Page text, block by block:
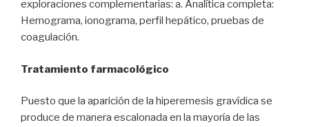
exploraciones complementarias: a. Analítica completa:
Hemograma, ionograma, perfil hepático, pruebas de
coagulación.
Tratamiento farmacológico
Puesto que la aparición de la hiperemesis gravídica se
produce de manera escalonada en la mayoría de las